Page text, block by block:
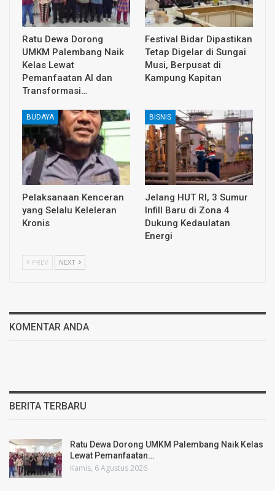
Ratu Dewa Dorong
UMKM Palembang Naik
Kelas Lewat
Pemanfaatan AI dan
Transformasi…
Festival Bidar Dipastikan
Tetap Digelar di Sungai
Musi, Berpusat di
Kampung Kapitan
BUDAYA
Pelaksanaan Kenceran
yang Selalu Keleleran
Kronis
BISNIS
Jelang HUT RI, 3 Sumur
Infill Baru di Zona 4
Dukung Kedaulatan
Energi
PREV NEXT
KOMENTAR ANDA
BERITA TERBARU
Ratu Dewa Dorong UMKM Palembang Naik Kelas
Lewat Pemanfaatan…
Kamis, 6 Agustus 2026